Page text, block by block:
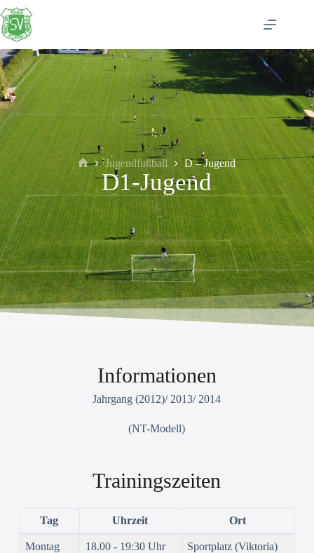
Jugendfußball D – Jugend
D1-Jugend
Informationen
Jahrgang (2012)/ 2013/ 2014
(NT-Modell)
Trainingszeiten
Tag Uhrzeit Ort
Montag 18.00 - 19:30 Uhr Sportplatz (Viktoria)